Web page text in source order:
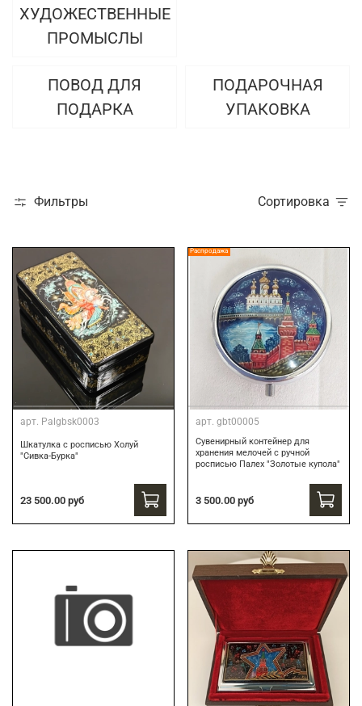
ХУДОЖЕСТВЕННЫЕ
ПРОМЫСЛЫ
ПОВОД ДЛЯ
ПОДАРКА
ПОДАРОЧНАЯ
УПАКОВКА
Фильтры Сортировка
арт. Palgbsk0003
Шкатулка с росписью Холуй
"Сивка-Бурка"
23 500.00 руб
Распродажа
арт. gbt00005
Сувенирный контейнер для
хранения мелочей с ручной
росписью Палех "Золотые купола"
3 500.00 руб